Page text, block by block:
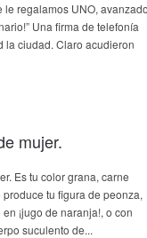
regalamos UNO,
Una firma de telefonía
la ciudad. Claro acudieron
mujer.
Es tu color grana, carne
tu figura de peonza,
¡jugo de naranja!, o con
suculento de...